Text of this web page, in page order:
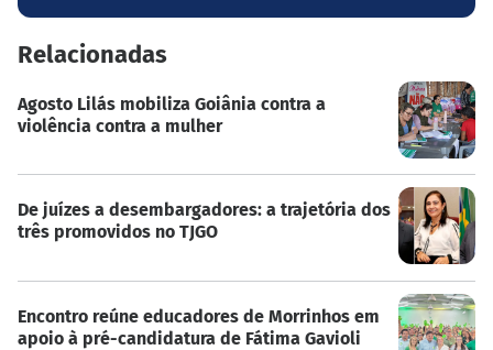
Relacionadas
Agosto Lilás mobiliza Goiânia contra a
violência contra a mulher
De juízes a desembargadores: a trajetória dos
três promovidos no TJGO
Encontro reúne educadores de Morrinhos em
apoio à pré-candidatura de Fátima Gavioli